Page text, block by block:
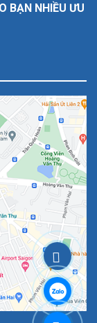
BẠN NHIỀU ƯU